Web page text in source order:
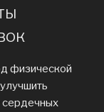
физической
сердечных